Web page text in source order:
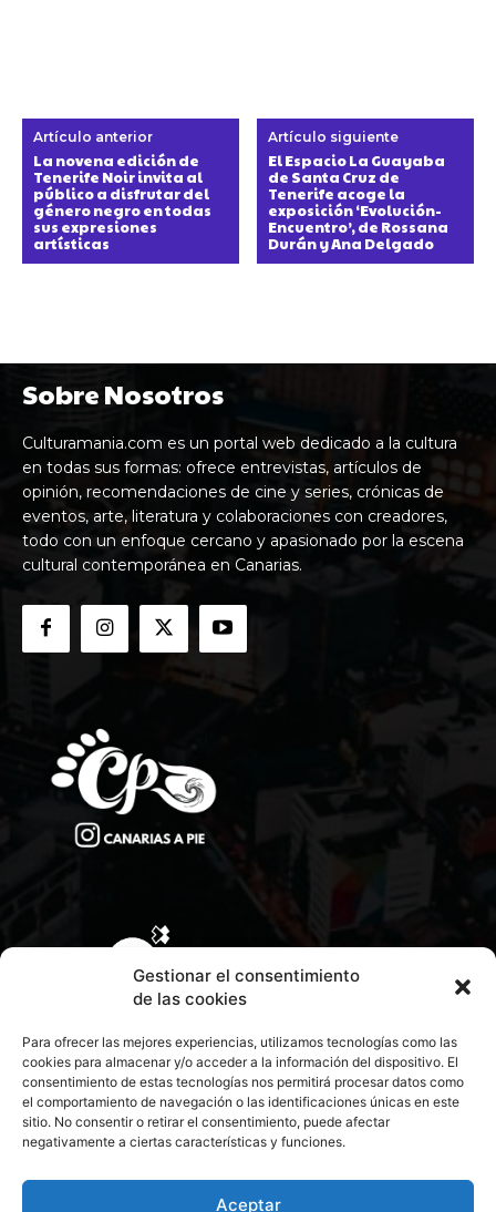
Gestionar el consentimiento
de las cookies
Para ofrecer las mejores experiencias, utilizamos tecnologías como las
cookies para almacenar y/o acceder a la información del dispositivo. El
consentimiento de estas tecnologías nos permitirá procesar datos como
el comportamiento de navegación o las identificaciones únicas en este
sitio. No consentir o retirar el consentimiento, puede afectar
negativamente a ciertas características y funciones.
Aceptar
Artículo anterior
La novena edición de
Tenerife Noir invita al
público a disfrutar del
género negro en todas
sus expresiones
artísticas
Artículo siguiente
El Espacio La Guayaba
de Santa Cruz de
Tenerife acoge la
exposición ‘Evolución-
Encuentro’, de Rossana
Durán y Ana Delgado
Sobre Nosotros
Culturamania.com es un portal web dedicado a la cultura
en todas sus formas: ofrece entrevistas, artículos de
opinión, recomendaciones de cine y series, crónicas de
eventos, arte, literatura y colaboraciones con creadores,
todo con un enfoque cercano y apasionado por la escena
cultural contemporánea en Canarias.
CONTACTA CON NOSOTROS